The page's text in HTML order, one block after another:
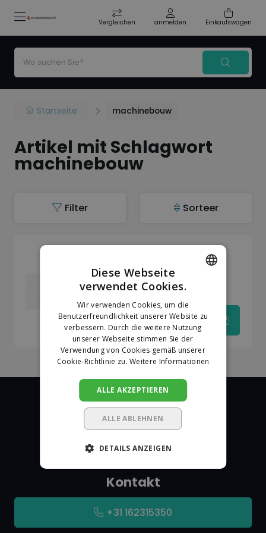
Vergleichen anmelden Einkaufswagen
Startseite machinebouw
Artikel mit Schlagwort
machinebouw
Filter Sorteer
Kadeem Speckstein
100x10x10 mm
€18,01
De Markeringshop
Kontakt
+31 162315350
DUTCH
GERMAN
Diese Webseite
verwendet Cookies.
Wir verwenden Cookies, um die
Benutzerfreundlichkeit unserer Website zu
verbessern. Durch die weitere Nutzung
unserer Webseite stimmen Sie der
Verwendung von Cookies gemäß unserer
Cookie-Richtlinie zu. Weitere Informationen
ALLE AKZEPTIEREN
ALLE ABLEHNEN
DETAILS ANZEIGEN